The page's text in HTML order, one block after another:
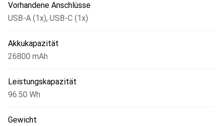
Vorhandene Anschlüsse
USB-A (1x), USB-C (1x)
Akkukapazität
26800 mAh
Leistungskapazität
96.50 Wh
Gewicht